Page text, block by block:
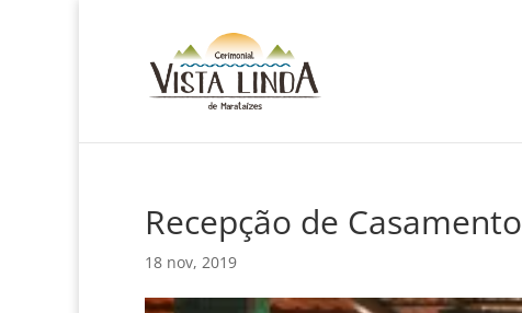
Recepção de Casamento
18 nov, 2019